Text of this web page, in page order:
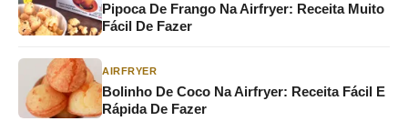
Pipoca De Frango Na Airfryer: Receita Muito
Fácil De Fazer
AIRFRYER
Bolinho De Coco Na Airfryer: Receita Fácil E
Rápida De Fazer